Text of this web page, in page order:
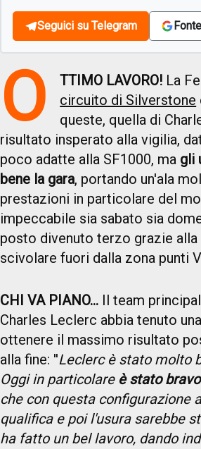
Seguici su Telegram
O TTIMO LAVORO! La
circuito di Silverstone
queste, quella di
risultato insperato alla vigilia,
poco adatte alla SF1000, ma gli
bene la gara, portando un'ala
prestazioni in particolare del
impeccabile sia sabato sia
posto divenuto terzo grazie
scivolare fuori dalla zona punti
CHI VA PIANO... Il team principal
Charles Leclerc abbia tenuto
ottenere il massimo risultato
alla fine: ''Leclerc è stato molto
Oggi in particolare è stato
che con questa configurazione
qualifica e poi l'usura sarebbe
ha fatto un bel lavoro, dando